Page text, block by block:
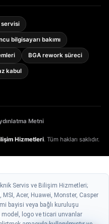
servisi
bilgisayarı bakımı
BGA rework süreci
kabul
Hizmetleri. Tüm hakları saklıdır.
Metni
Servis ve Bilişim Hizmetleri;
Acer, Huawei, Monster, Casper
bayisi veya bağlı kuruluşu
logo ve ticari unvanlar